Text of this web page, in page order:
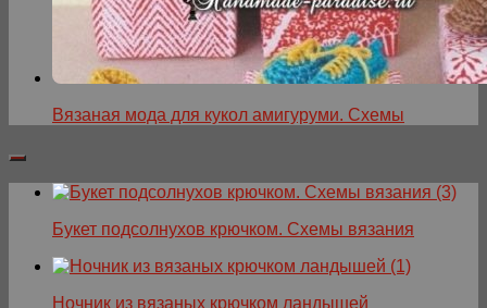
Вязаная мода для кукол амигуруми. Схемы
Букет подсолнухов крючком. Схемы вязания
Ночник из вязаных крючком ландышей